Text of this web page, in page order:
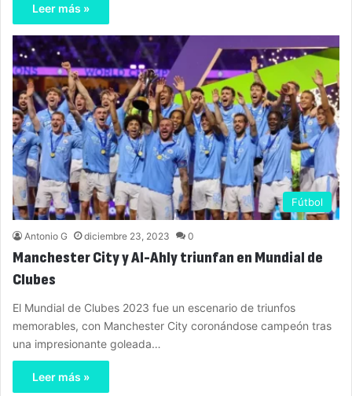
Leer más »
Fútbol
Antonio G diciembre 23, 2023 0
Manchester City y Al-Ahly triunfan en Mundial de
Clubes
El Mundial de Clubes 2023 fue un escenario de triunfos
memorables, con Manchester City coronándose campeón tras
una impresionante goleada…
Leer más »